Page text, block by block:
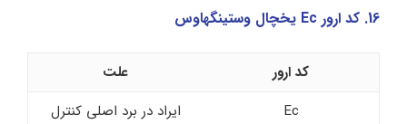
16. کد ارور Ec یخچال وستینگهاوس
کد ارور
علت
Ec
ایراد در برد اصلی کنترل